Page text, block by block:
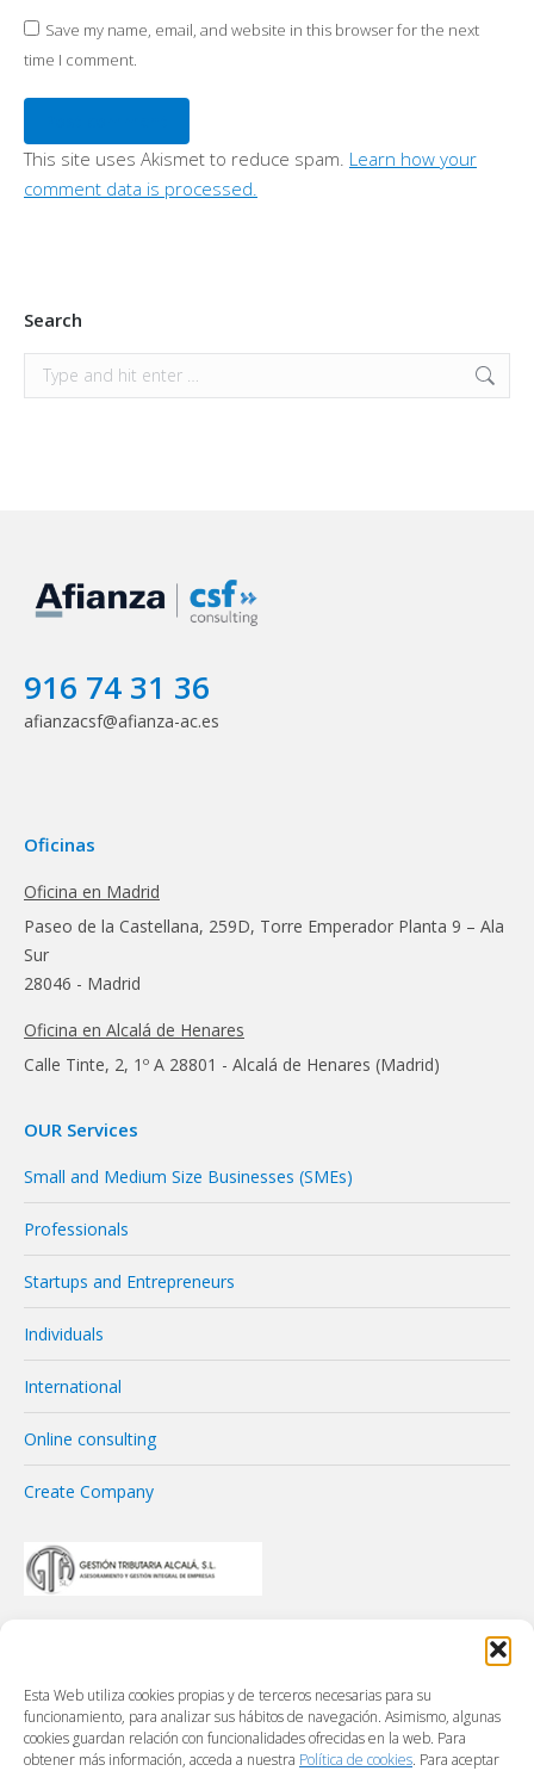
Esta Web utiliza cookies propias y de terceros necesarias para su
funcionamiento, para analizar sus hábitos de navegación. Asimismo, algunas
cookies guardan relación con funcionalidades ofrecidas en la web. Para
obtener más información, acceda a nuestra Política de cookies. Para aceptar
Save my name, email, and website in this browser for the next
time I comment.
This site uses Akismet to reduce spam. Learn how your
comment data is processed.
Search
Search:
916 74 31 36
afianzacsf@afianza-ac.es
Oficinas
Oficina en Madrid
Paseo de la Castellana, 259D, Torre Emperador Planta 9 – Ala
Sur
28046 - Madrid
Oficina en Alcalá de Henares
Calle Tinte, 2, 1º A 28801 - Alcalá de Henares (Madrid)
OUR Services
Small and Medium Size Businesses (SMEs)
Professionals
Startups and Entrepreneurs
Individuals
International
Online consulting
Create Company